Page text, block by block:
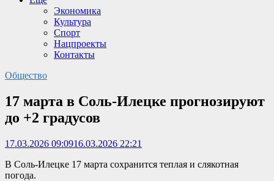
Экономика
Культура
Спорт
Нацпроекты
Контакты
Общество
17 марта в Соль-Илецке прогнозируют
до +2 градусов
17.03.2026 09:0916.03.2026 22:21
В Соль-Илецке 17 марта сохранится теплая и слякотная
погода.